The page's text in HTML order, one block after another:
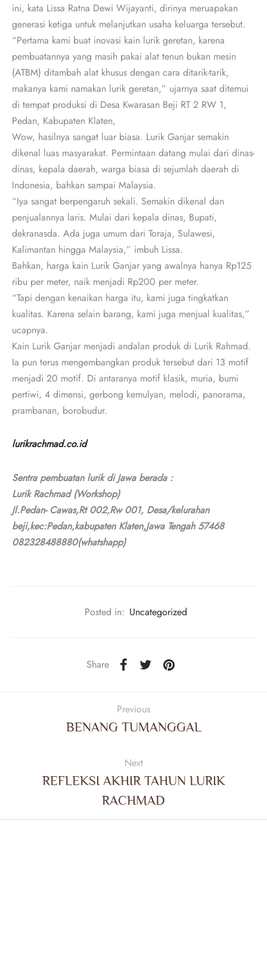
ini, kata Lissa Ratna Dewi Wijayanti, dirinya meruapakan
generasi ketiga untuk melanjutkan usaha keluarga tersebut.
“Pertama kami buat inovasi kain lurik geretan, karena
pembuatannya yang masih pakai alat tenun bukan mesin
(ATBM) ditambah alat khusus dengan cara ditarik-tarik,
makanya kami namakan lurik geretan,” ujarnya saat ditemui
di tempat produksi di Desa Kwarasan Beji RT 2 RW 1,
Pedan, Kabupaten Klaten,
Wow, hasilnya sangat luar biasa. Lurik Ganjar semakin
dikenal luas masyarakat. Permintaan datang mulai dari dinas-
dinas, kepala daerah, warga biasa di sejumlah daerah di
Indonesia, bahkan sampai Malaysia.
“Iya sangat berpengaruh sekali. Semakin dikenal dan
penjualannya laris. Mulai dari kepala dinas, Bupati,
dekranasda. Ada juga umum dari Toraja, Sulawesi,
Kalimantan hingga Malaysia,” imbuh Lissa.
Bahkan, harga kain Lurik Ganjar yang awalnya hanya Rp125
ribu per meter, naik menjadi Rp200 per meter.
“Tapi dengan kenaikan harga itu, kami juga tingkatkan
kualitas. Karena selain barang, kami juga menjual kualitas,”
ucapnya.
Kain Lurik Ganjar menjadi andalan produk di Lurik Rahmad.
Ia pun terus mengembangkan produk tersebut dari 13 motif
menjadi 20 motif. Di antaranya motif klasik, muria, bumi
pertiwi, 4 dimensi, gerbong kemulyan, melodi, panorama,
prambanan, borobudur.
lurikrachmad.co.id
Sentra pembuatan lurik di Jawa berada :
Lurik Rachmad (Workshop)
Jl.Pedan- Cawas,Rt 002,Rw 001, Desa/kelurahan
beji,kec:Pedan,kabupaten Klaten,Jawa Tengah 57468
082328488880(whatshapp)
Posted in: Uncategorized
Share
Previous
BENANG TUMANGGAL
Next
REFLEKSI AKHIR TAHUN LURIK
RACHMAD